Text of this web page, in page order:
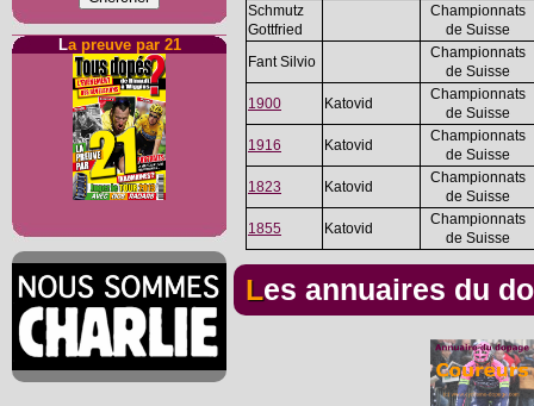
La preuve par 21
Schmutz
Gottfried
Championnats
de Suisse
Fant Silvio
Championnats
de Suisse
1900
Katovid
Championnats
de Suisse
1916
Katovid
Championnats
de Suisse
1823
Katovid
Championnats
de Suisse
1855
Katovid
Championnats
de Suisse
Les annuaires du